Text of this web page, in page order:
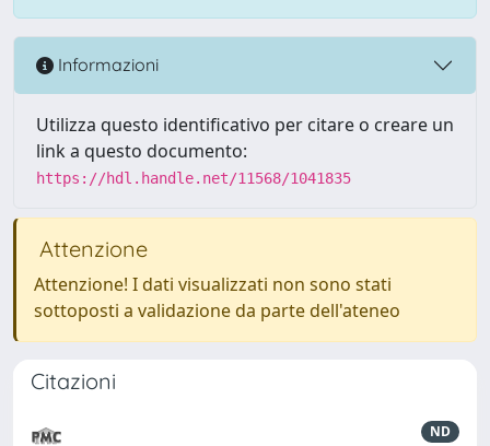
Informazioni
Utilizza questo identificativo per citare o creare un
link a questo documento:
https://hdl.handle.net/11568/1041835
Attenzione
Attenzione! I dati visualizzati non sono stati
sottoposti a validazione da parte dell'ateneo
Citazioni
ND